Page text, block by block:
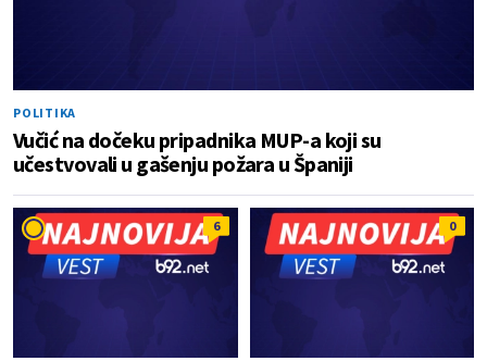
POLITIKA
Vučić na dočeku pripadnika MUP-a koji su
učestvovali u gašenju požara u Španiji
6 0